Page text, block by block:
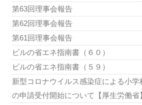
第63回理事会報告
第62回理事会報告
第61回理事会報告
ビルの省エネ指南書（６０）
ビルの省エネ指南書（５９）
新型コロナウイルス感染症による小
の申請受付開始について【厚生労働省